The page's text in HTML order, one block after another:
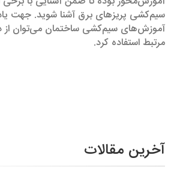
سیم‌کشی پریزهای برق آشنا شوید. جهت
آموزش‌های سیم‌کشی ساختمان می‌توان از
مرتبط استفاده کرد.
آخرین مقالات